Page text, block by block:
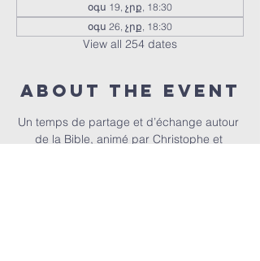
օգս 19, չրք, 18:30
օգս 26, չրք, 18:30
View all 254 dates
About the event
Un temps de partage et d’échange autour
de la Bible, animé par Christophe et